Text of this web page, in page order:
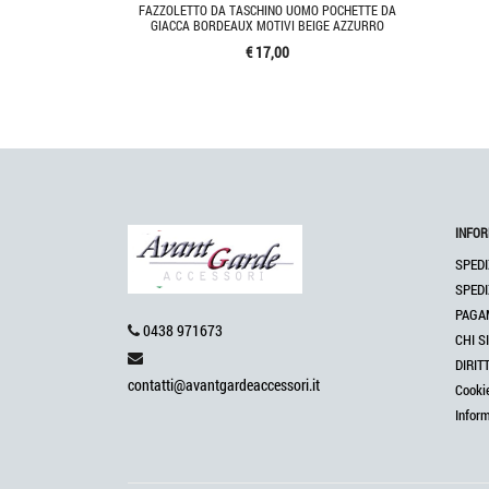
FAZZOLETTO DA TASCHINO UOMO POCHETTE DA
GIACCA BORDEAUX MOTIVI BEIGE AZZURRO
€ 17,00
0438 971673
contatti@avantgardeaccessori.it
CHI